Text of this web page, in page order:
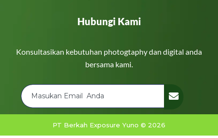
Hubungi Kami
Konsultasikan kebutuhan photogtaphy dan digital anda
bersama kami.
PT Berkah Exposure Yuno © 2026